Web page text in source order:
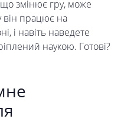
що змінює гру, може
він працює на
і навіть наведете
наукою. Готові?